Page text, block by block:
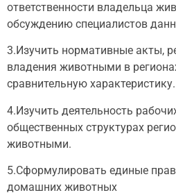
ответственности владельца
обсуждению специалистов
3.Изучить нормативные акты,
владения животными в
сравнительную характеристику.
4.Изучить деятельность
общественных структурах
животными.
5.Сформулировать единые
домашних животных